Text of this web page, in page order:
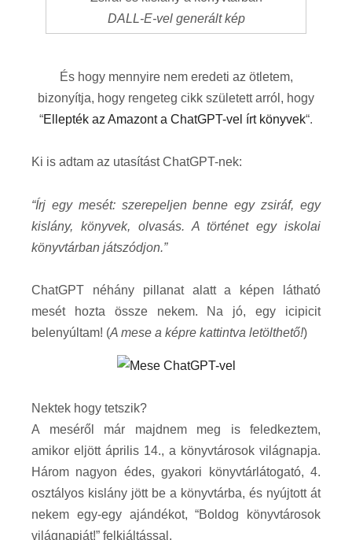
DALL-E-vel generált kép
És hogy mennyire nem eredeti az ötletem,
bizonyítja, hogy rengeteg cikk született arról, hogy
“Ellepték az Amazont a ChatGPT-vel írt könyvek“.
Ki is adtam az utasítást ChatGPT-nek:
“Írj egy mesét: szerepeljen benne egy zsiráf, egy
kislány, könyvek, olvasás. A történet egy iskolai
könyvtárban játszódjon.”
ChatGPT néhány pillanat alatt a képen látható
mesét hozta össze nekem. Na jó, egy icipicit
belenyúltam! (A mese a képre kattintva letölthető!)
Nektek hogy tetszik?
A meséről már majdnem meg is feledkeztem,
amikor eljött április 14., a könyvtárosok világnapja.
Három nagyon édes, gyakori könyvtárlátogató, 4.
osztályos kislány jött be a könyvtárba, és nyújtott át
nekem egy-egy ajándékot, “Boldog könyvtárosok
világnapját!” felkiáltással.